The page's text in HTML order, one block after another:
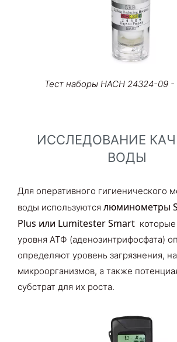
Тест наборы HACH 24324-09 -
ИССЛЕДОВАНИЕ
ВОДЫ
Для оперативного гигиенического
воды используются люминометры
Plus или Lumitester Smart
уровня АТФ (аденозинтрифосфата)
определяют уровень загрязнения,
микроорганизмов, а также
субстрат для их роста.